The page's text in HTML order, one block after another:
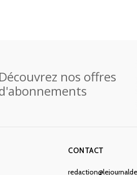
Découvrez nos offres
CONTACT